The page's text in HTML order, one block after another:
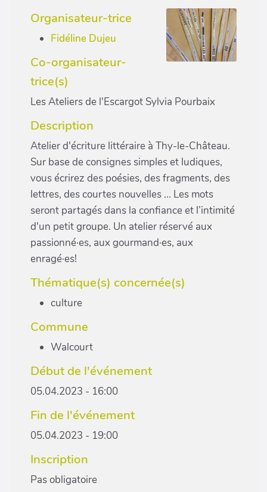
Organisateur-trice
Fidéline Dujeu
Co-organisateur-
trice(s)
Les Ateliers de l'Escargot Sylvia Pourbaix
Description
Atelier d'écriture littéraire à Thy-le-Château.
Sur base de consignes simples et ludiques,
vous écrirez des poésies, des fragments, des
lettres, des courtes nouvelles ... Les mots
seront partagés dans la confiance et l’intimité
d'un petit groupe. Un atelier réservé aux
passionné·es, aux gourmand·es, aux
enragé·es!
Thématique(s) concernée(s)
culture
Commune
Walcourt
Début de l'événement
05.04.2023 - 16:00
Fin de l'événement
05.04.2023 - 19:00
Inscription
Pas obligatoire